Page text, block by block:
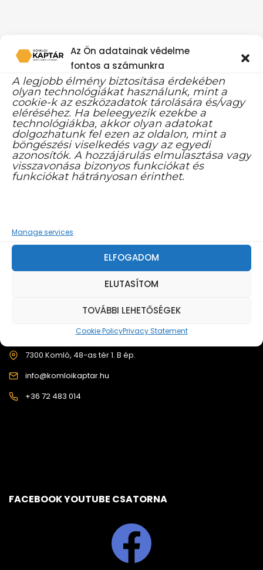
Az Ön adatainak védelme
fontos a számunkra
A legjobb élmény biztosítása érdekében
olyan technológiákat használunk, mint a
cookie-k az eszközadatok tárolására és/vagy
eléréséhez. Ha beleegyezik ezekbe a
technológiákba, akkor olyan adatokat
dolgozhatunk fel ezen az oldalon, mint a
böngészési viselkedés vagy az egyedi
azonosítók. A hozzájárulás elmulasztása vagy
visszavonása bizonyos funkciókat és
funkciókat hátrányosan érinthet.
Manage services
ELFOGADOM
ELUTASÍTOM
TOVÁBBI LEHETŐSÉGEK
Cookie PolicyPrivacy Statement
KÖZÉRDEKŰ INFORMÁCIÓK
KOMLÓI KAPTÁR MŰVELŐDÉSI KÖZPONT
7300 Komló, 48-as tér 1. B ép.
info@komloikaptar.hu
+36 72 483 014
FACEBOOK YOUTUBE CSATORNA